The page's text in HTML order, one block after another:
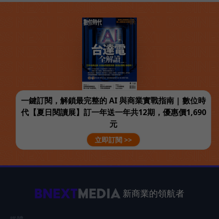
一鍵訂閱，解鎖最完整的 AI 與商業實戰指南 | 數位時
代【夏日閱讀展】訂一年送一年共12期，優惠價1,690
元
立即訂閱 >>
新商業的領航者